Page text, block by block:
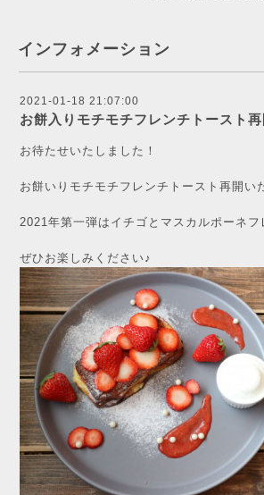
インフォメーション
2021-01-18 21:07:00
お餅入りモチモチフレンチトースト再
お待たせいたしました！
お餅いりモチモチフレンチトースト再開い
2021年第一弾はイチゴとマスカルポーネフ
ぜひお楽しみください♪